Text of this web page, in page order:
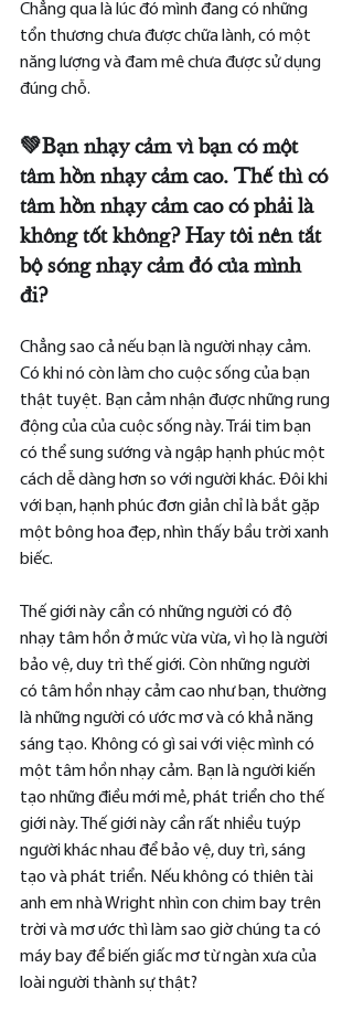
Chẳng qua là lúc đó mình đang có những
tổn thương chưa được chữa lành, có một
năng lượng và đam mê chưa được sử dụng
đúng chỗ.
💚Bạn nhạy cảm vì bạn có một
tâm hồn nhạy cảm cao. Thế thì có
tâm hồn nhạy cảm cao có phải là
không tốt không? Hay tôi nên tắt
bộ sóng nhạy cảm đó của mình
đi?
Chẳng sao cả nếu bạn là người nhạy cảm.
Có khi nó còn làm cho cuộc sống của bạn
thật tuyệt. Bạn cảm nhận được những rung
động của của cuộc sống này. Trái tim bạn
có thể sung sướng và ngập hạnh phúc một
cách dễ dàng hơn so với người khác. Đôi khi
với bạn, hạnh phúc đơn giản chỉ là bắt gặp
một bông hoa đẹp, nhìn thấy bầu trời xanh
biếc.
Thế giới này cần có những người có độ
nhạy tâm hồn ở mức vừa vừa, vì họ là người
bảo vệ, duy trì thế giới. Còn những người
có tâm hồn nhạy cảm cao như bạn, thường
là những người có ước mơ và có khả năng
sáng tạo. Không có gì sai với việc mình có
một tâm hồn nhạy cảm. Bạn là người kiến
tạo những điều mới mẻ, phát triển cho thế
giới này. Thế giới này cần rất nhiều tuýp
người khác nhau để bảo vệ, duy trì, sáng
tạo và phát triển. Nếu không có thiên tài
anh em nhà Wright nhìn con chim bay trên
trời và mơ ước thì làm sao giờ chúng ta có
máy bay để biến giấc mơ từ ngàn xưa của
loài người thành sự thật?